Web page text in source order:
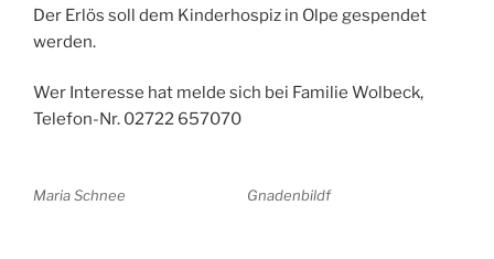
Der Erlös soll dem Kinderhospiz in Olpe gespendet
werden.
Wer Interesse hat melde sich bei Familie Wolbeck,
Telefon-Nr. 02722 657070
Maria Schnee Gnadenbildf